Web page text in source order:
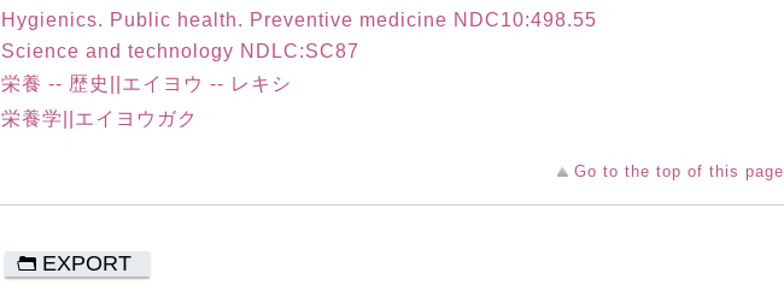
Hygienics. Public health. Preventive medicine NDC10:498.55
Science and technology NDLC:SC87
栄養 -- 歴史||エイヨウ -- レキシ
栄養学||エイヨウガク
Go to the top of this page
EXPORT